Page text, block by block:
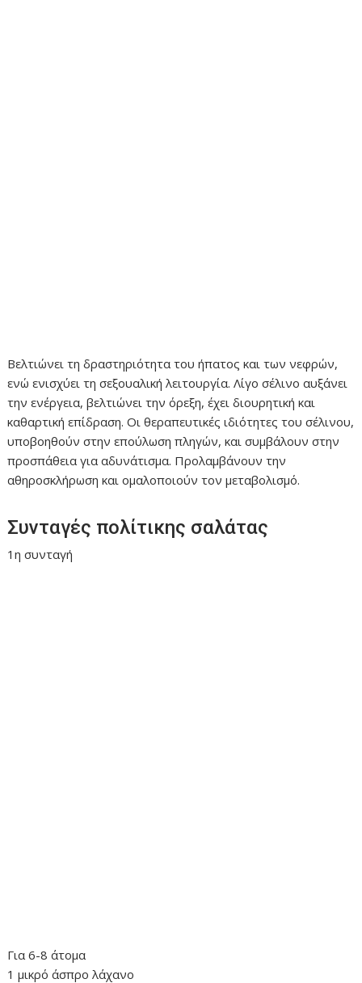
Βελτιώνει τη δραστηριότητα του ήπατος και των νεφρών,
ενώ ενισχύει τη σεξουαλική λειτουργία. Λίγο σέλινο αυξάνει
την ενέργεια, βελτιώνει την όρεξη, έχει διουρητική και
καθαρτική επίδραση. Οι θεραπευτικές ιδιότητες του σέλινου,
υποβοηθούν στην επούλωση πληγών, και συμβάλουν στην
προσπάθεια για αδυνάτισμα. Προλαμβάνουν την
αθηροσκλήρωση και ομαλοποιούν τον μεταβολισμό.
Συνταγές πολίτικης σαλάτας
1η συνταγή
Για 6-8 άτομα
1 μικρό άσπρο λάχανο